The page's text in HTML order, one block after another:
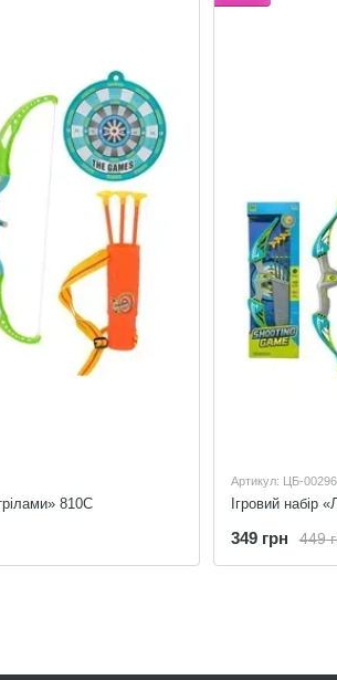
810C
Артикул: ЦБ-
Ігровий набір
449
349 грн